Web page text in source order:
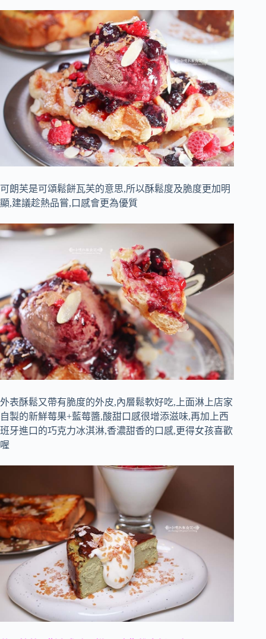
可朗芙是可頌鬆餅瓦芙的意思,所以酥鬆度及脆度更加明
顯,建議趁熱品嘗,口感會更為優質
外表酥鬆又帶有脆度的外皮,內層鬆軟好吃,上面淋上店家
自製的新鮮莓果+藍莓醬,酸甜口感很增添滋味,再加上西
班牙進口的巧克力冰淇淋,香濃甜香的口感,更得女孩喜歡
喔